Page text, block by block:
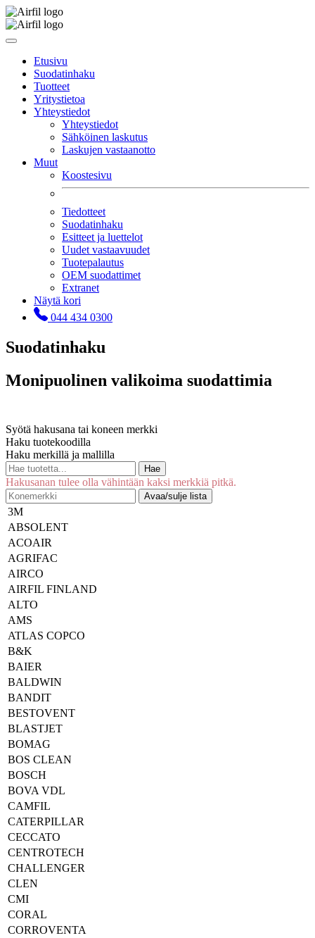
Etusivu
Suodatinhaku
Tuotteet
Yritystietoa
Yhteystiedot
Yhteystiedot
Sähköinen laskutus
Laskujen vastaanotto
Muut
Koostesivu
Tiedotteet
Suodatinhaku
Esitteet ja luettelot
Uudet vastaavuudet
Tuotepalautus
OEM suodattimet
Extranet
Näytä kori
044 434 0300
Suodatinhaku
Monipuolinen valikoima suodattimia
Syötä hakusana tai koneen merkki
Haku tuotekoodilla
Haku merkillä ja mallilla
Hae
Hakusanan tulee olla vähintään kaksi merkkiä pitkä.
Avaa/sulje lista
3M
ABSOLENT
ACOAIR
AGRIFAC
AIRCO
AIRFIL FINLAND
ALTO
AMS
ATLAS COPCO
B&K
BAIER
BALDWIN
BANDIT
BESTOVENT
BLASTJET
BOMAG
BOS CLEAN
BOSCH
BOVA VDL
CAMFIL
CATERPILLAR
CECCATO
CENTROTECH
CHALLENGER
CLEN
CMI
CORAL
CORROVENTA